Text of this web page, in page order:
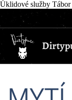
Úklidové služby